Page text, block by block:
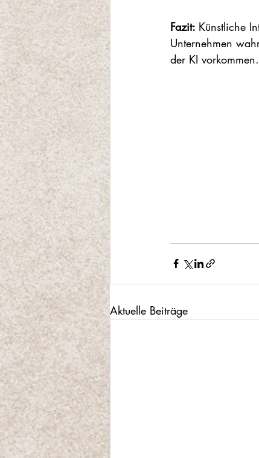
Fazit: Künstliche
Unternehmen
der KI
Aktuelle Beiträge